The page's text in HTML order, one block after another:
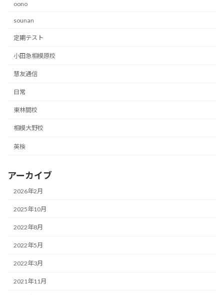
oono
sounan
定期テスト
小田急相模原校
慧友通信
日常
東林間校
相模大野校
英検
アーカイブ
2026年2月
2025年10月
2022年8月
2022年5月
2022年3月
2021年11月